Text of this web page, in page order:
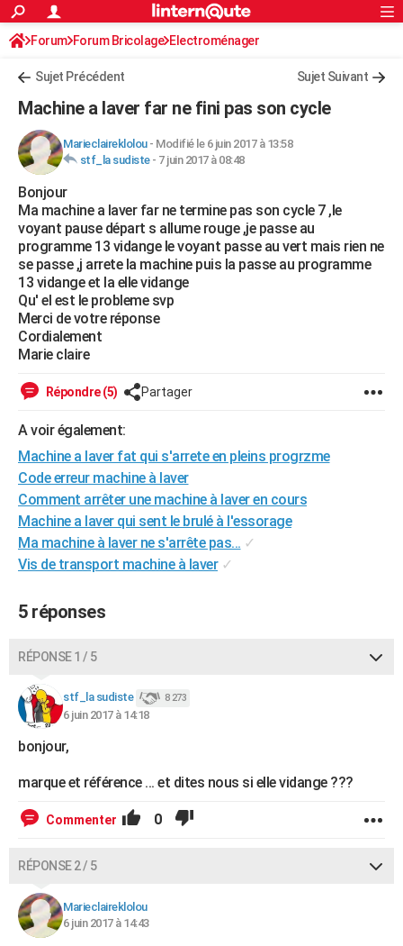
ACTUALITÉS
Politique
Société
Faits Divers
Education
Monde
Villes
+
FINANCE
Retraite
Impôts
Epargne
Immobilier
Risques naturels par ville
Banque
Assurance
Crédit
AUTO
Essais
Réserver un essai
Citadines
Berlines
SUV
Forum auto
+HIGH-TECH
Mobiles
Meilleur smartphone
Internet
Ordinateurs
Jeux vidéo
Guide high-tech
+BRICOLAGE
Forum
Aménagement intérieur
Extérieur
Cuisine
Salle de bains
Jardinage
Rangement
WEEK-END
Guides de France
Escapades
Patrimoine
Expositions
Musées
Week-end nature
+LIFESTYLE
Art de vivre
Bien-être
Loisirs
ModeModes de vie
SANTE
Alimentation
Guide de la santé
Maladies
Médicaments
Sommeil
VOYAGE
Destinations
City break
Voyage nature
Voyage de noces
Forum
Climat
PHOTO
GUIDES D'ACHAT
BONS PLANS
CARTE DE VOEUX
Carte de Noël
Carte Bonne année
Carte Saint-Valentin
Carte Pâques
Carte d'anniversaire
DICTIONNAIRE
Dictionnaire
Biographies
Citations
Expressions
Proverbes
PROGRAMME TV
FORUM
Bricolage
Lifestyle
Culture
Sport
Auto
Television
Voyage
Cinema
S'inscrire
Connexion
Forum Forum Bricolage Electroménager
Sujet Précédent Sujet Suivant
Machine a laver far ne fini pas son cycle
Marieclaireklolou- Modifié le 6 juin 2017 à 13:58
stf_la sudiste- 7 juin 2017 à 08:48
Bonjour
Ma machine a laver far ne termine pas son cycle 7 ,le
voyant pause départ s allume rouge ,je passe au
programme 13 vidange le voyant passe au vert mais rien ne
se passe ,j arrete la machine puis la passe au programme
13 vidange et la elle vidange
Qu' el est le probleme svp
Merci de votre réponse
Cordialement
Marie claire
Répondre (5) Partager
A voir également:
Machine a laver fat qui s'arrete en pleins progrzme
Code erreur machine à laver
Comment arrêter une machine à laver en cours
Machine a laver qui sent le brulé à l'essorage
Ma machine à laver ne s'arrête pas... ✓
Vis de transport machine à laver ✓
5 réponses
RÉPONSE 1 / 5
stf_la sudiste 8 273
6 juin 2017 à 14:18
bonjour,
marque et référence ... et dites nous si elle vidange ???
Commenter 0
RÉPONSE 2 / 5
Marieclaireklolou
6 juin 2017 à 14:43